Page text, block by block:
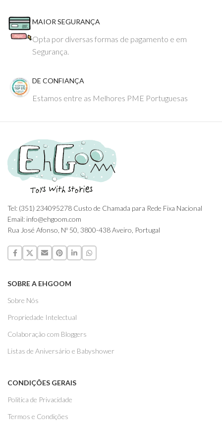
MAIOR SEGURANÇA
Opta por diversas formas de pagamento e em
Segurança.
DE CONFIANÇA
Estamos entre as Melhores PME Portuguesas
Tel: (351) 234095278 Custo de Chamada para Rede Fixa Nacional
Email: info@ehgoom.com
Rua José Afonso, Nº 50, 3800-438 Aveiro, Portugal
SOBRE A EHGOOM
Sobre Nós
Propriedade Intelectual
Colaboração com Bloggers
Listas de Aniversário e Babyshower
CONDIÇÕES GERAIS
Politica de Privacidade
Termos e Condições